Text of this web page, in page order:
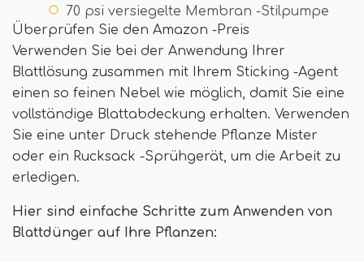
70 psi versiegelte Membran -Stilpumpe
Überprüfen Sie den Amazon -Preis
Verwenden Sie bei der Anwendung Ihrer
Blattlösung zusammen mit Ihrem Sticking -Agent
einen so feinen Nebel wie möglich, damit Sie eine
vollständige Blattabdeckung erhalten. Verwenden
Sie eine unter Druck stehende Pflanze Mister
oder ein Rucksack -Sprühgerät, um die Arbeit zu
erledigen.
Hier sind einfache Schritte zum Anwenden von
Blattdünger auf Ihre Pflanzen: